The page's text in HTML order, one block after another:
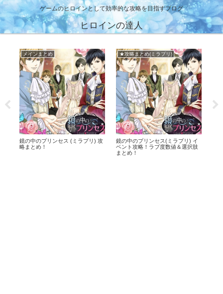
ゲームのヒロインとして効率的な攻略を目指すブログ
ヒロインの達人
メインまとめ
鏡の中のプリンセス (ミラプリ) 攻
略まとめ！
★攻略まとめ(ミラプリ)
鏡の中のプリンセス(ミラプリ) イ
ベント攻略！ラブ度数値＆選択肢
まとめ！